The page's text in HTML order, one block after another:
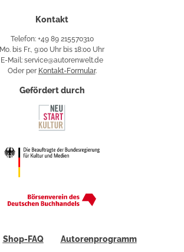
Kontakt
Telefon: +49 89 215570310
Mo. bis Fr., 9:00 Uhr bis 18:00 Uhr
E-Mail: service@autorenwelt.de
Oder per Kontakt-Formular.
Gefördert durch
Shop-FAQ Autorenprogramm